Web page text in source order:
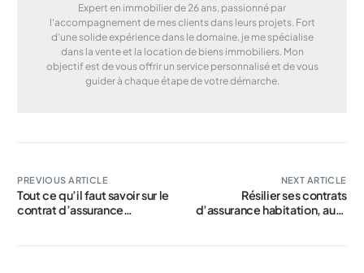
Expert en immobilier de 26 ans, passionné par
l'accompagnement de mes clients dans leurs projets. Fort
d'une solide expérience dans le domaine, je me spécialise
dans la vente et la location de biens immobiliers. Mon
objectif est de vous offrir un service personnalisé et de vous
guider à chaque étape de votre démarche.
PREVIOUS ARTICLE
Tout ce qu’il faut savoir sur le
contrat d’assurance
NEXT ARTICLE
Résilier ses contrats
d’assurance habitation, auto